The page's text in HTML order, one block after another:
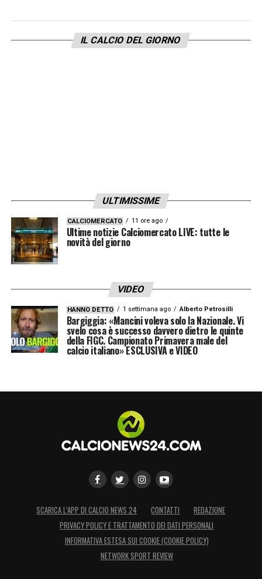
richieste iniziali diBorussia
IL CALCIO DEL GIORNO
ULTIMISSIME
CALCIOMERCATO 11 ore ago
Ultime notizie Calciomercato LIVE: tutte le
novità del giorno
VIDEO
HANNO DETTO 1 settimana ago Alberto Petrosilli
Bargiggia: «Mancini voleva solo la Nazionale. Vi
svelo cosa è successo davvero dietro le quinte
della FIGC. Campionato Primavera male del
calcio italiano» ESCLUSIVA e VIDEO
SCARICA L’APP DI CALCIO NEWS 24 CONTATTI
REDAZIONE
PRIVACY POLICY E TRATTAMENTO DEI DATI PERSONALI
INFORMATIVA ESTESA SUI COOKIE (COOKIE POLICY)
NETWORK SPORT REVIEW